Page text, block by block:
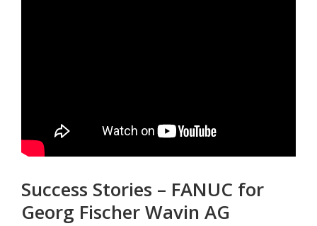
Success Stories – FANUC for
Georg Fischer Wavin AG